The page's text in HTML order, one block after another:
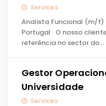
Services
Analista Funcional (m/f)
Portugal O nosso
referência no sector do…
Gestor
Universidade
Services